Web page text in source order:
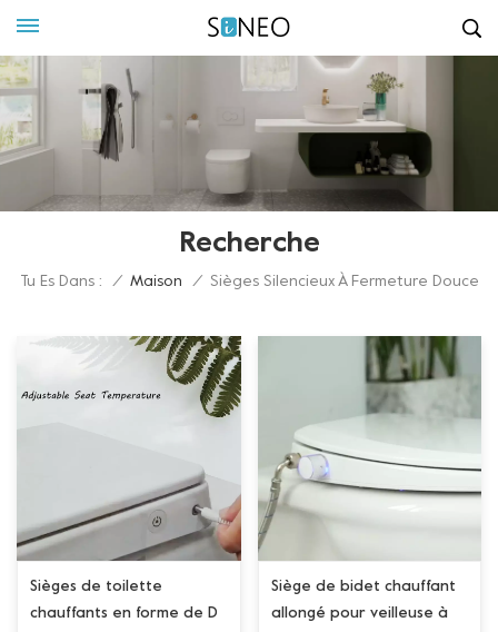
Recherche
Tu Es Dans : / Maison / Sièges Silencieux À Fermeture Douce
Sièges de toilette
chauffants en forme de D
Siège de bidet chauffant
allongé pour veilleuse à